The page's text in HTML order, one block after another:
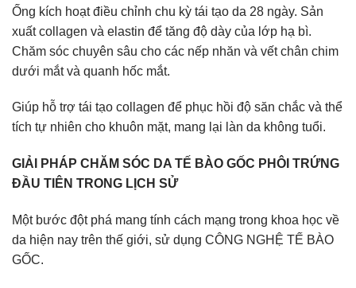
Ống kích hoạt điều chỉnh chu kỳ tái tạo da 28 ngày. Sản
xuất collagen và elastin để tăng độ dày của lớp hạ bì.
Chăm sóc chuyên sâu cho các nếp nhăn và vết chân chim
dưới mắt và quanh hốc mắt.
Giúp hỗ trợ tái tạo collagen để phục hồi độ săn chắc và thể
tích tự nhiên cho khuôn mặt, mang lại làn da không tuổi.
GIẢI PHÁP CHĂM SÓC DA TẾ BÀO GỐC PHÔI TRỨNG
ĐẦU TIÊN TRONG LỊCH SỬ
Một bước đột phá mang tính cách mạng trong khoa học về
da hiện nay trên thế giới, sử dụng CÔNG NGHỆ TẾ BÀO
GỐC.